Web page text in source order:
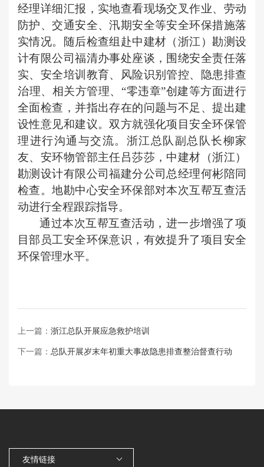
经理详细汇报，实地查看现场交叉作业、劳动
防护、交通安全、汛期安全等安全环保措施落
实情况。随后检查组赴中建材（浙江）勘测设
计有限公司福清办事处座谈，围绕安全责任落
实、安全培训教育、风险识别管控、隐患排查
治理、相关方管理、“零违章”创建等方面进行
全面检查，并指出存在的问题与不足、提出建
设性意见和建议。双方就强化项目安全环保管
理进行沟通与交流。浙江总队副总队长柳家
友、安环物管部主任吕莎莎，中建材（浙江）
勘测设计有限公司福建分公司总经理何彬陪同
检查。地勘中心安全环保部对本次互帮互查活
动进行全程跟踪指导。
通过本次互帮互查活动，进一步增强了项
目部员工安全环保意识，有效提升了项目安全
环保管理水平。
上一篇： 浙江总队开展应急救护培训
下一篇： 总队开展岁末年初重大事故隐患排查整治督查行动
友情链接